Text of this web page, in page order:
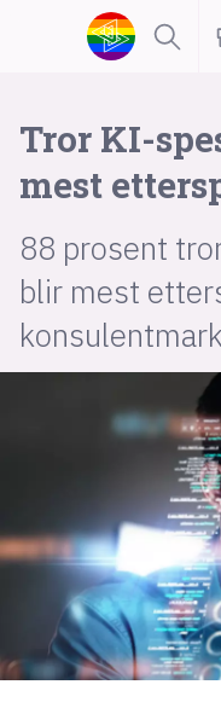
Tror KI-
mest
88 prosent
blir mest
lønn
utdanning
frontend
devops
tilgjengelighet
lys modus
mørk modus